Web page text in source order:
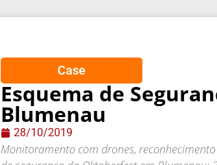
Case
Esquema de
Blumenau
28/10/2019
Monitoramento com drones,